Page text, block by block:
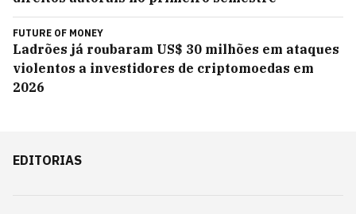
FUTURE OF MONEY
Ladrões já roubaram US$ 30 milhões em ataques
violentos a investidores de criptomoedas em
2026
EDITORIAS